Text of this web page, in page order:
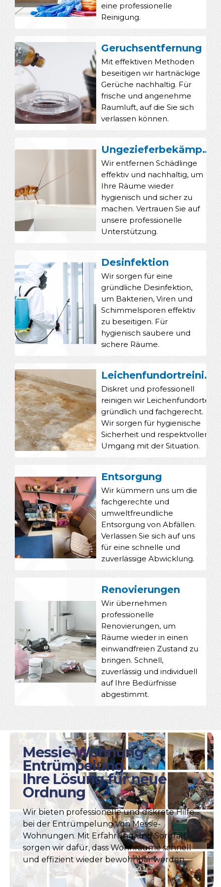
eine professionelle
Reinigung.
Geruchsentfernung
Mit effektiven Methoden
beseitigen wir hartnäckige
Gerüche nachhaltig. Für
frische und angenehme
Raumluft, auf die Sie sich
verlassen können.
Ungezieferbekämpfung
Wir entfernen Schädlinge
effektiv und nachhaltig, um
Ihre Räume wieder
hygienisch und sicher zu
machen. Vertrauen Sie auf
unsere professionelle
Unterstützung.
Desinfektion
Wir sorgen für eine
gründliche Desinfektion,
um Bakterien, Viren und
Schimmelsporen effektiv
zu beseitigen. Für
hygienisch saubere und
sichere Räume.
Leichenfundortreinigung
Diskret und professionell
reinigen wir Leichenfundorte
gründlich und fachgerecht.
Wir sorgen für hygienische
Sicherheit und respektvollen
Umgang mit der Situation.
Entsorgung
Wir kümmern uns um die
fachgerechte und
umweltfreundliche
Entsorgung von Abfällen.
Verlassen Sie sich auf uns
für eine schnelle und
zuverlässige Abwicklung.
Renovierungen
Wir übernehmen
professionelle
Renovierungen, um
Räume wieder in einen
einwandfreien Zustand zu
bringen. Schnell,
zuverlässig und individuell
auf Ihre Bedürfnisse
abgestimmt.
Messie-Wohnung
Entrümpelung
Ihre Lösung für neue
Ordnung
Wir bieten professionelle und diskrete Hilfe
bei der Entrümpelung von Messie-
Wohnungen. Mit Erfahrung und Sorgfalt
sorgen wir dafür, dass Wohnräume schnell
und effizient wieder bewohnbar werden.